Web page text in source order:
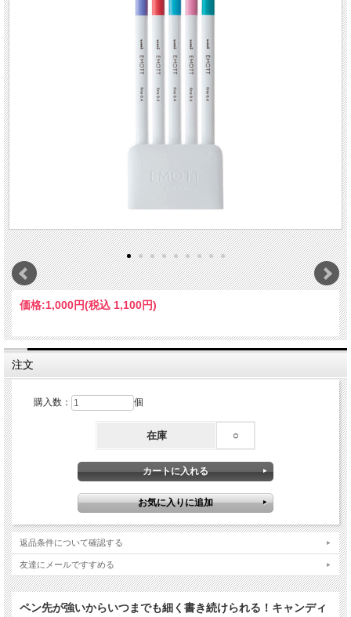
価格:1,000円(税込 1,100円)
注文
購入数： 個
在庫 ○
返品条件について確認する
友達にメールですすめる
ペン先が強いからいつまでも細く書き続けられる！キャンディ